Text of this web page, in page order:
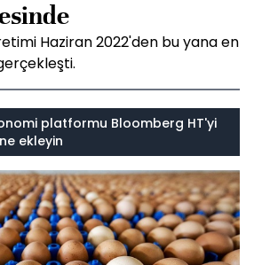
Haziran 2022'den bu yana en
platformu Bloomberg HT'yi
ekleyin